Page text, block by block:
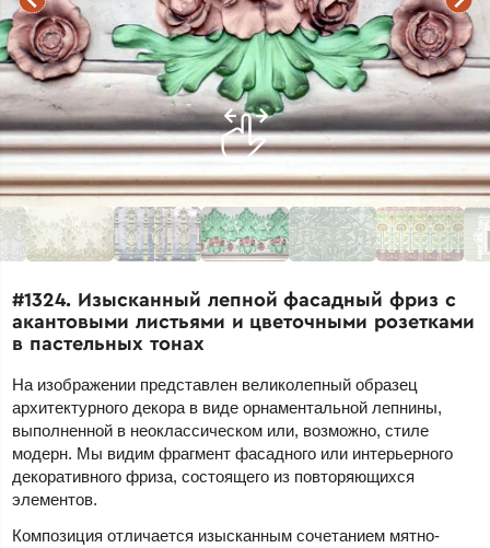
#1324. Изысканный лепной фасадный фриз с
акантовыми листьями и цветочными розетками
в пастельных тонах
На изображении представлен великолепный образец
архитектурного декора в виде орнаментальной лепнины,
выполненной в неоклассическом или, возможно, стиле
модерн. Мы видим фрагмент фасадного или интерьерного
декоративного фриза, состоящего из повторяющихся
элементов.
Композиция отличается изысканным сочетанием мятно-